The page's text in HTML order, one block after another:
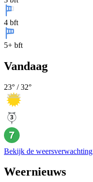
4 bft
5+ bft
Vandaag
23° /32°
Bekijk de weersverwachting
Weernieuws